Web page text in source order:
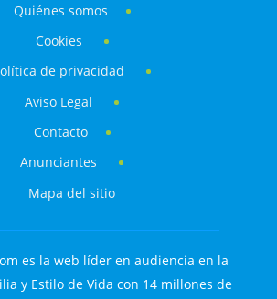
Quiénes somos
Cookies
de privacidad
Aviso Legal
Contacto
Anunciantes
Mapa del sitio
es la web líder en audiencia en la
y Estilo de Vida con 14 millones de